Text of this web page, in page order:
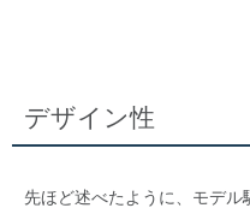
デザイン性
先ほど述べたように、モデル